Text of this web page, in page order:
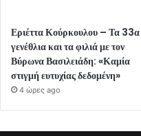
Εριέττα Κούρκουλου – Τα 33α
γενέθλια και τα φιλιά με τον
Βύρωνα Βασιλειάδη: «Καμία
στιγμή ευτυχίας δεδομένη»
4 ώρες ago